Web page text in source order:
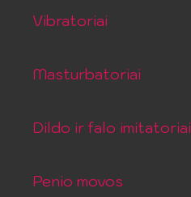
Vibratoriai
Masturbatoriai
Dildo ir falo imitatoriai
Penio movos